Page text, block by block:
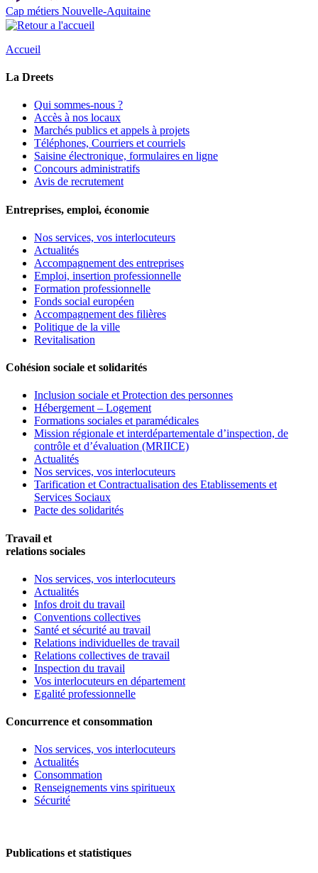
Cap métiers Nouvelle-Aquitaine
Accueil
La Dreets
Qui sommes-nous ?
Accès à nos locaux
Marchés publics et appels à projets
Téléphones, Courriers et courriels
Saisine électronique, formulaires en ligne
Concours administratifs
Avis de recrutement
Entreprises, emploi, économie
Nos services, vos interlocuteurs
Actualités
Accompagnement des entreprises
Emploi, insertion professionnelle
Formation professionnelle
Fonds social européen
Accompagnement des filières
Politique de la ville
Revitalisation
Cohésion sociale et solidarités
Inclusion sociale et Protection des personnes
Hébergement – Logement
Formations sociales et paramédicales
Mission régionale et interdépartementale d’inspection, de
contrôle et d’évaluation (MRIICE)
Actualités
Nos services, vos interlocuteurs
Tarification et Contractualisation des Etablissements et
Services Sociaux
Pacte des solidarités
Travail et
relations sociales
Nos services, vos interlocuteurs
Actualités
Infos droit du travail
Conventions collectives
Santé et sécurité au travail
Relations individuelles de travail
Relations collectives de travail
Inspection du travail
Vos interlocuteurs en département
Egalité professionnelle
Concurrence et consommation
Nos services, vos interlocuteurs
Actualités
Consommation
Renseignements vins spiritueux
Sécurité
Publications et statistiques